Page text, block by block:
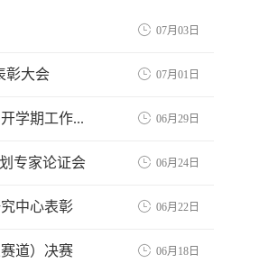
07月03日
彰大会 07月01日
学期工作... 06月29日
专家论证会 06月24日
中心表彰 06月22日
道）决赛 06月18日